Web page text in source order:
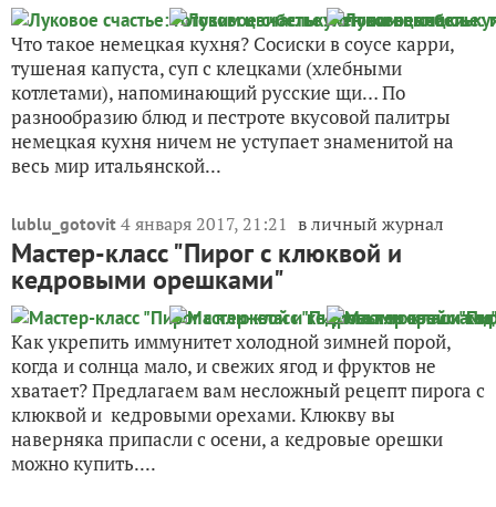
Что такое немецкая кухня? Сосиски в соусе карри,
тушеная капуста, суп с клецками (хлебными
котлетами), напоминающий русские щи… По
разнообразию блюд и пестроте вкусовой палитры
немецкая кухня ничем не уступает знаменитой на
весь мир итальянской...
lublu_gotovit 4 января 2017, 21:21 в личный журнал
Мастер-класс "Пирог с клюквой и
кедровыми орешками"
Как укрепить иммунитет холодной зимней порой,
когда и солнца мало, и свежих ягод и фруктов не
хватает? Предлагаем вам несложный рецепт пирога с
клюквой и кедровыми орехами. Клюкву вы
наверняка припасли с осени, а кедровые орешки
можно купить....